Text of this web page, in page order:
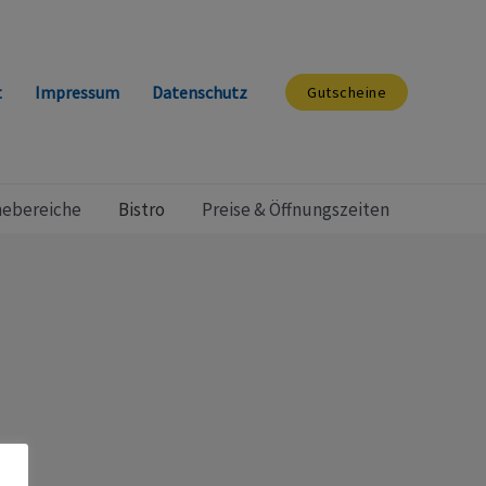
Impressum Datenschutz Gutscheine
Bistro Preise & Öffnungszeiten